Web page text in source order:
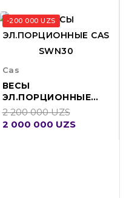
-200 000 UZS
Cas
ВЕСЫ
ЭЛ.ПОРЦИОННЫЕ
CAS SWN30
2 200 000 UZS
2 000 000 UZS